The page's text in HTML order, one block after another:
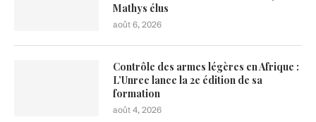
Mathys élus
août 6, 2026
Contrôle des armes légères en Afrique :
L’Unrec lance la 2e édition de sa
formation
août 4, 2026